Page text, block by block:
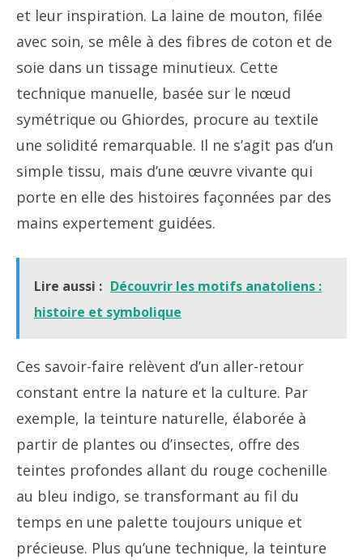
et leur inspiration. La laine de mouton, filée
avec soin, se mêle à des fibres de coton et de
soie dans un tissage minutieux. Cette
technique manuelle, basée sur le nœud
symétrique ou Ghiordes, procure au textile
une solidité remarquable. Il ne s’agit pas d’un
simple tissu, mais d’une œuvre vivante qui
porte en elle des histoires façonnées par des
mains expertement guidées.
Lire aussi : Découvrir les motifs anatoliens :
histoire et symbolique
Ces savoir-faire relèvent d’un aller-retour
constant entre la nature et la culture. Par
exemple, la teinture naturelle, élaborée à
partir de plantes ou d’insectes, offre des
teintes profondes allant du rouge cochenille
au bleu indigo, se transformant au fil du
temps en une palette toujours unique et
précieuse. Plus qu’une technique, la teinture